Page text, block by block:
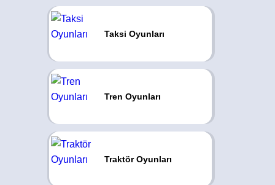
Taksi Oyunları
Tren Oyunları
Traktör Oyunları